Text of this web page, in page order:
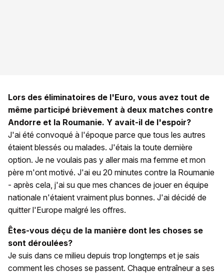
Lors des éliminatoires de l'Euro, vous avez tout de
même participé brièvement à deux matches contre
Andorre et la Roumanie. Y avait-il de l'espoir?
J'ai été convoqué à l'époque parce que tous les autres
étaient blessés ou malades. J'étais la toute dernière
option. Je ne voulais pas y aller mais ma femme et mon
père m'ont motivé. J'ai eu 20 minutes contre la Roumanie
- après cela, j'ai su que mes chances de jouer en équipe
nationale n'étaient vraiment plus bonnes. J'ai décidé de
quitter l'Europe malgré les offres.
Êtes-vous déçu de la manière dont les choses se
sont déroulées?
Je suis dans ce milieu depuis trop longtemps et je sais
comment les choses se passent. Chaque entraîneur a ses